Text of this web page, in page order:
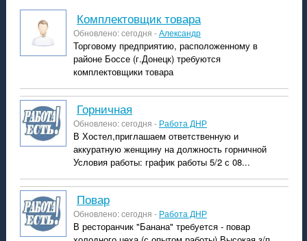
Комплектовщик товара
Обновлено: сегодня -Александр
Торговому предприятию, расположенному в
районе Боссе (г.Донецк) требуются
комплектовщики товара
горничная
Обновлено: сегодня - Работа ДНР
В Хостел,приглашаем ответственную и
аккуратную женщину на должность горничной
Условия работы: график работы 5/2 с 08...
повар
Обновлено: сегодня - Работа ДНР
В ресторанчик "Банана" требуется - повар